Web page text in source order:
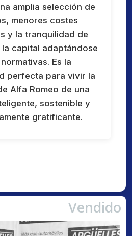
amplia selección de
menores costes
y la tranquilidad de
capital adaptándose
Es la
perfecta para vivir la
Alfa Romeo de una
sostenible y
gratificante.
Vendido